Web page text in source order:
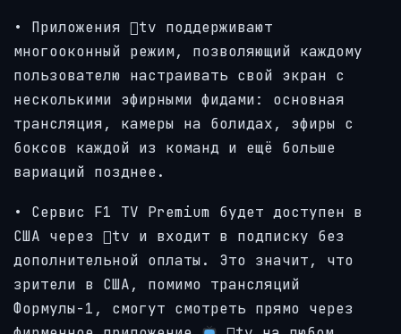
• Приложения tv поддерживают
многооконный режим, позволяющий каждому
пользователю настраивать свой экран с
несколькими эфирными фидами: основная
трансляция, камеры на болидах, эфиры с
боксов каждой из команд и ещё больше
вариаций позднее.
• Сервис F1 TV Premium будет доступен в
США через tv и входит в подписку без
дополнительной оплаты. Это значит, что
зрители в США, помимо трансляций
Формулы-1, смогут смотреть прямо через